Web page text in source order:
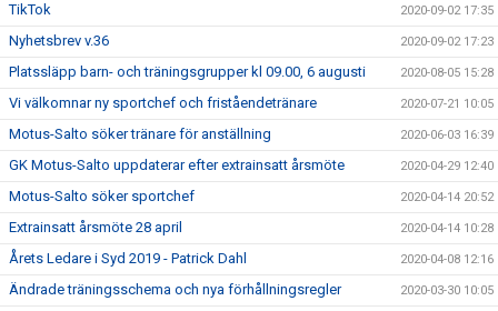
TikTok 2020-09-02 17:35
Nyhetsbrev v.36 2020-09-02 17:23
Platssläpp barn- och träningsgrupper kl 09.00, 6 augusti 2020-08-05 15:28
Vi välkomnar ny sportchef och friståendetränare 2020-07-21 10:05
Motus-Salto söker tränare för anställning 2020-06-03 16:39
GK Motus-Salto uppdaterar efter extrainsatt årsmöte 2020-04-29 12:40
Motus-Salto söker sportchef 2020-04-14 20:52
Extrainsatt årsmöte 28 april 2020-04-14 10:28
Årets Ledare i Syd 2019 - Patrick Dahl 2020-04-08 12:16
Ändrade träningsschema och nya förhållningsregler 2020-03-30 10:05